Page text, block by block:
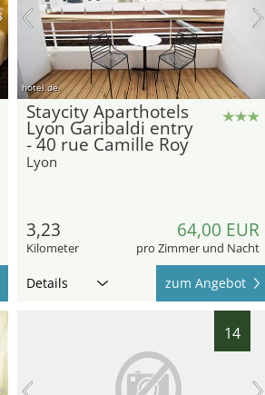
hotel.de
Staycity Aparthotels
Lyon Garibaldi entry
- 40 rue Camille Roy
Lyon
3,23
Kilometer
64,00 EUR
pro Zimmer und Nacht
Details zum Angebot
14